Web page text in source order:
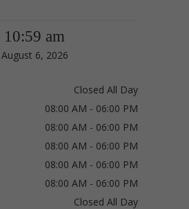
10:59 am
August 6, 2026
Closed All Day
08:00 AM - 06:00 PM
08:00 AM - 06:00 PM
08:00 AM - 06:00 PM
08:00 AM - 06:00 PM
08:00 AM - 06:00 PM
Closed All Day